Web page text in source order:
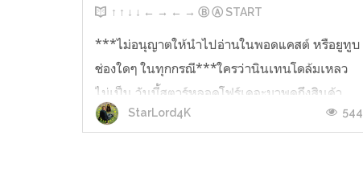
↑ ↑ ↓ ↓ ← → ← → Ⓑ Ⓐ START
***ไม่อนุญาตให้นำไปอ่านในพอดแคสต์ หรือยูทูบ
ช่องใดๆ ในทุกกรณี***ใครว่านินเทนโดล้มเหลว
ไม่เป็น วันนี้สตาร์หลอดโฟร์เคจะมาพูดถึงสินค้า
ของบริษัทเกมจากญี่ปุ่นที่เคยประสบความล้มเหลว
StarLord4K 544